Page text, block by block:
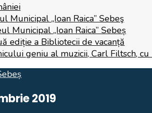
„Ioan Raica” Sebeş
Municipal „Ioan Raica” Sebeș
ediție a Bibliotecii de vacanță
geniu al muzicii, Carl Filtsch,
2019